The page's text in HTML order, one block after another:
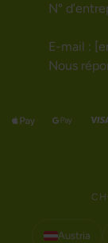
N°
E-mail :
Nous
Austria